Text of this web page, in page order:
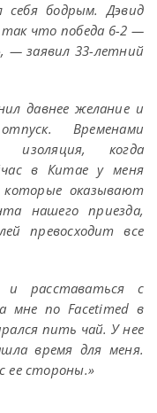
себя бодрым. Дэвид
что победа 6-2 —
— заявил 33-летний
давнее желание и
Временами
изоляция, когда
в Китае у меня
которые оказывают
нашего приезда,
превосходит все
и расставаться с
мне по Facetimed в
пить чай. У нее
время для меня.
ее стороны.»